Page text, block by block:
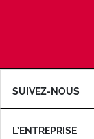
SUIVEZ-NOUS
L’ENTREPRISE